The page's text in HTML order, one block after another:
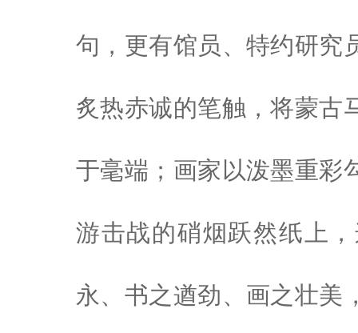
句，更有馆员、特约研究
炙热赤诚的笔触，将蒙古
于毫端；画家以泼墨重彩
游击战的硝烟跃然纸上
永、书之遒劲、画之壮美